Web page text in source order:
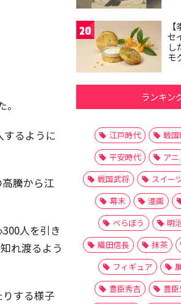
るように
騰から江
人を引き
れ渡るよう
する様子
20
セ
し
モ
ランキン
江戸時代 戦
平安時代
アニ
戦国武将
スイー
幕末
漫画
べらぼう
明
織田信長
抹茶
フィギュア
豊臣秀吉
豊臣